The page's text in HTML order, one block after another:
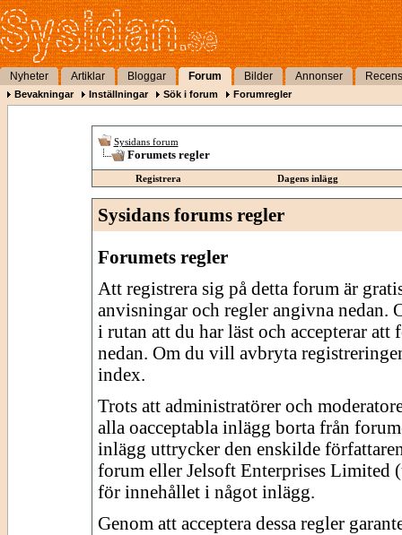
Nyheter Artiklar Bloggar Forum Bilder Annonser
Bevakningar Inställningar Sök i forum Forumregler
Sysidans forum
Forumets regler
Registrera Dagens inlägg
Sysidans forums regler
Forumets regler
Att registrera sig på detta forum är
anvisningar och regler angivna nedan.
i rutan att du har läst och accepterar
nedan. Om du vill avbryta
index.
Trots att administratörer och
alla oacceptabla inlägg borta från
inlägg uttrycker den enskilde
forum eller Jelsoft Enterprises Limited
för innehållet i något inlägg.
Genom att acceptera dessa regler